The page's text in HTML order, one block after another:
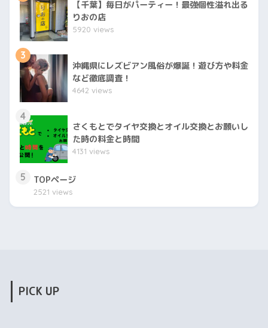
【千葉】毎日がパーティー！最強個性溢れ出る
りおの店
5920 views
3
沖縄県にレズビアン風俗が爆誕！遊び方や料金
など徹底調査！
4642 views
4
さくもとでタイヤ交換とオイル交換とお願いし
た時の料金と時間
4131 views
5 TOPページ
2521 views
PICK UP